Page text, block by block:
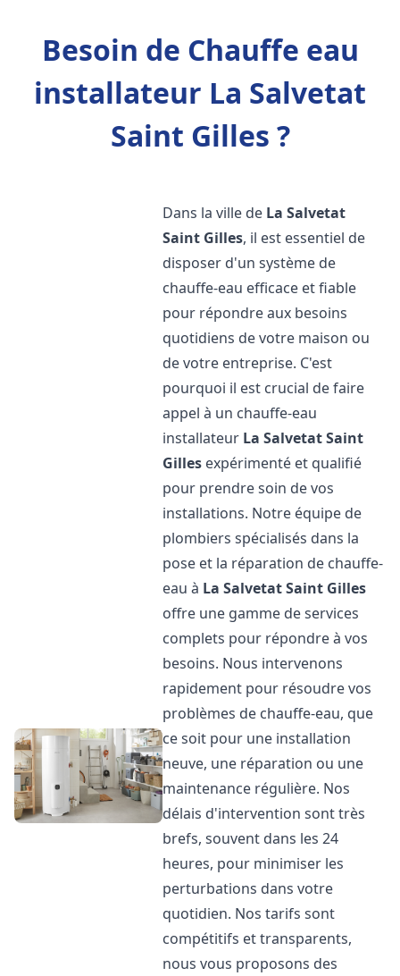
Besoin de Chauffe eau
installateur La Salvetat
Saint Gilles ?
Dans la ville de La Salvetat
Saint Gilles, il est essentiel de
disposer d'un système de
chauffe-eau efficace et fiable
pour répondre aux besoins
quotidiens de votre maison ou
de votre entreprise. C'est
pourquoi il est crucial de faire
appel à un chauffe-eau
installateur La Salvetat Saint
Gilles expérimenté et qualifié
pour prendre soin de vos
installations. Notre équipe de
plombiers spécialisés dans la
pose et la réparation de chauffe-
eau à La Salvetat Saint Gilles
offre une gamme de services
complets pour répondre à vos
besoins. Nous intervenons
rapidement pour résoudre vos
problèmes de chauffe-eau, que
ce soit pour une installation
neuve, une réparation ou une
maintenance régulière. Nos
délais d'intervention sont très
brefs, souvent dans les 24
heures, pour minimiser les
perturbations dans votre
quotidien. Nos tarifs sont
compétitifs et transparents,
nous vous proposons des